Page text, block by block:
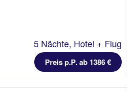
5 Nächte, Hotel + Flug
Preis p.P. ab 1386 €